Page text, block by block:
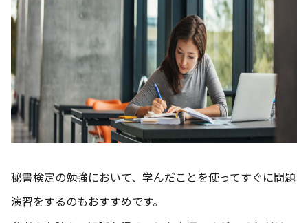
秘書検定の勉強において、学んだことを使ってすぐに問題
演習をするのもおすすめです。